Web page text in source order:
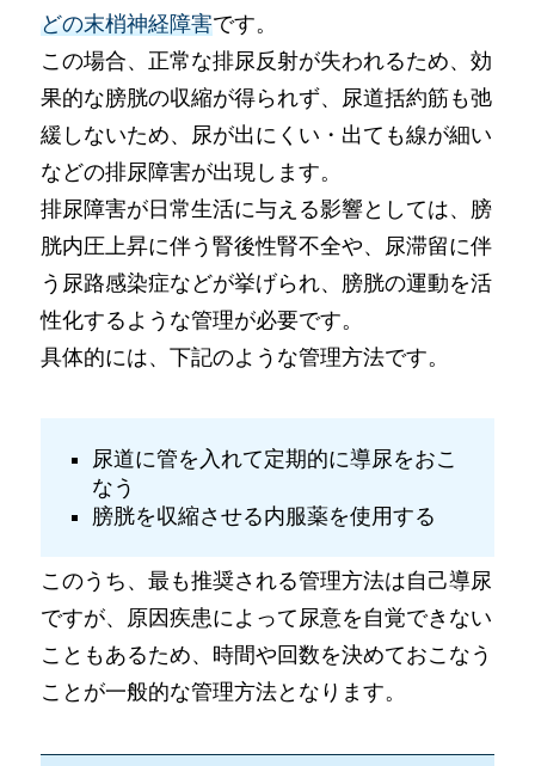
どの末梢神経障害です。
この場合、正常な排尿反射が失われるため、効
果的な膀胱の収縮が得られず、尿道括約筋も弛
緩しないため、尿が出にくい・出ても線が細い
などの排尿障害が出現します。
排尿障害が日常生活に与える影響としては、膀
胱内圧上昇に伴う腎後性腎不全や、尿滞留に伴
う尿路感染症などが挙げられ、膀胱の運動を活
性化するような管理が必要です。
具体的には、下記のような管理方法です。
尿道に管を入れて定期的に導尿をおこ
なう
膀胱を収縮させる内服薬を使用する
このうち、最も推奨される管理方法は自己導尿
ですが、原因疾患によって尿意を自覚できない
こともあるため、時間や回数を決めておこなう
ことが一般的な管理方法となります。